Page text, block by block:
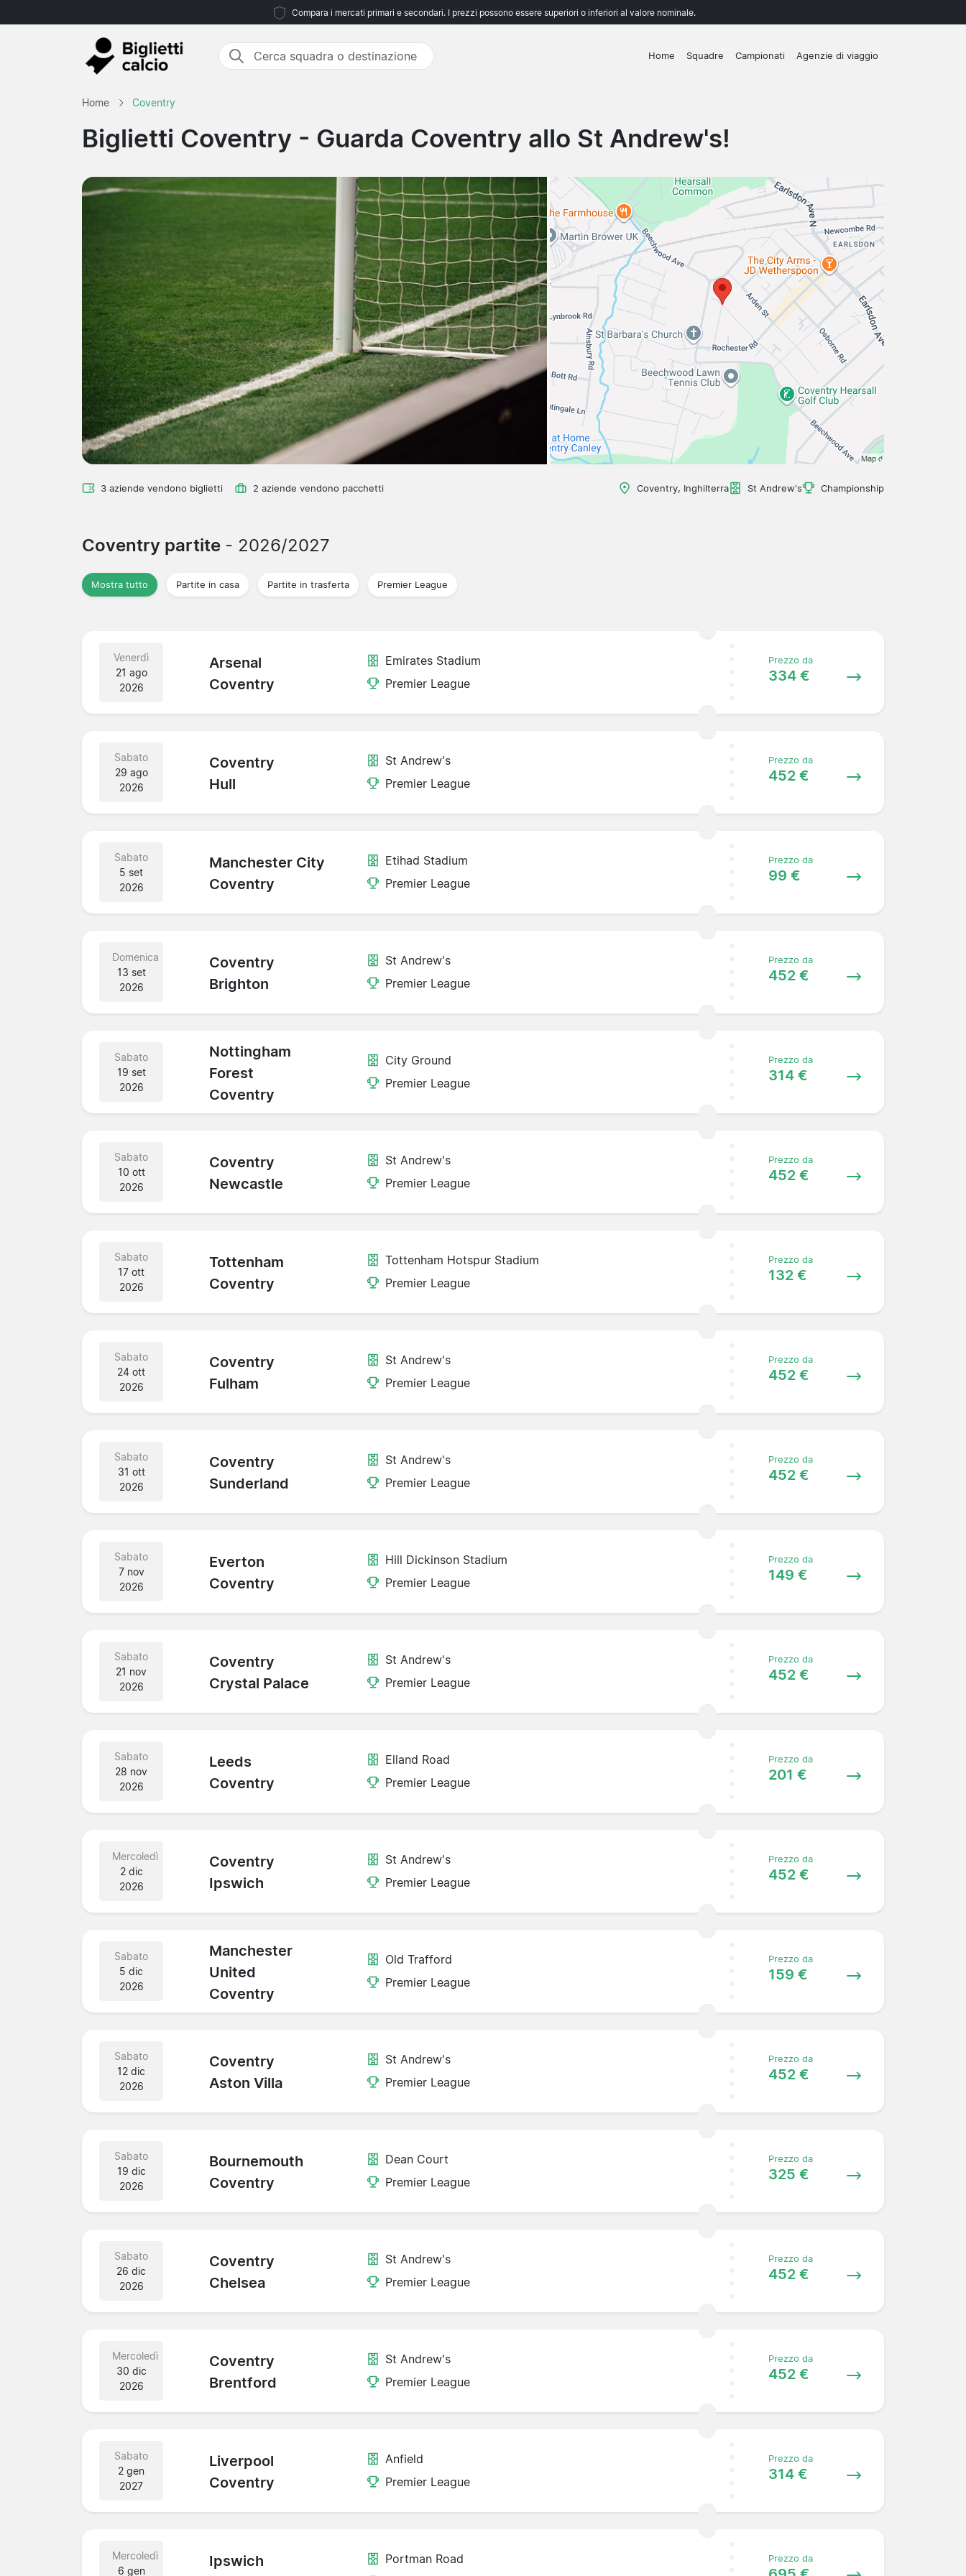
Compara i mercati primari e secondari. I prezzi possono essere superiori o inferiori al valore nominale.
Home Squadre Campionati Agenzie di viaggio
Home Coventry
Biglietti Coventry - Guarda Coventry allo St Andrew's!
3 aziende vendono biglietti 2 aziende vendono pacchetti Coventry, Inghilterra St Andrew's Championship
Coventry partite - 2026/2027
Mostra tutto Partite in casa Partite in trasferta Premier League
Venerdì
21 ago
2026
Arsenal
Coventry
Emirates Stadium
Premier League
Prezzo da
334 €
Sabato
29 ago
2026
Coventry
Hull
St Andrew's
Premier League
Prezzo da
452 €
Sabato
5 set
2026
Manchester City
Coventry
Etihad Stadium
Premier League
Prezzo da
99 €
Domenica
13 set
2026
Coventry
Brighton
St Andrew's
Premier League
Prezzo da
452 €
Sabato
19 set
2026
Nottingham
Forest
Coventry
City Ground
Premier League
Prezzo da
314 €
Sabato
10 ott
2026
Coventry
Newcastle
St Andrew's
Premier League
Prezzo da
452 €
Sabato
17 ott
2026
Tottenham
Coventry
Tottenham Hotspur Stadium
Premier League
Prezzo da
132 €
Sabato
24 ott
2026
Coventry
Fulham
St Andrew's
Premier League
Prezzo da
452 €
Sabato
31 ott
2026
Coventry
Sunderland
St Andrew's
Premier League
Prezzo da
452 €
Sabato
7 nov
2026
Everton
Coventry
Hill Dickinson Stadium
Premier League
Prezzo da
149 €
Sabato
21 nov
2026
Coventry
Crystal Palace
St Andrew's
Premier League
Prezzo da
452 €
Sabato
28 nov
2026
Leeds
Coventry
Elland Road
Premier League
Prezzo da
201 €
Mercoledì
2 dic
2026
Coventry
Ipswich
St Andrew's
Premier League
Prezzo da
452 €
Sabato
5 dic
2026
Manchester
United
Coventry
Old Trafford
Premier League
Prezzo da
159 €
Sabato
12 dic
2026
Coventry
Aston Villa
St Andrew's
Premier League
Prezzo da
452 €
Sabato
19 dic
2026
Bournemouth
Coventry
Dean Court
Premier League
Prezzo da
325 €
Sabato
26 dic
2026
Coventry
Chelsea
St Andrew's
Premier League
Prezzo da
452 €
Mercoledì
30 dic
2026
Coventry
Brentford
St Andrew's
Premier League
Prezzo da
452 €
Sabato
2 gen
2027
Liverpool
Coventry
Anfield
Premier League
Prezzo da
314 €
Mercoledì
6 gen
Ipswich
Portman Road
Prezzo da